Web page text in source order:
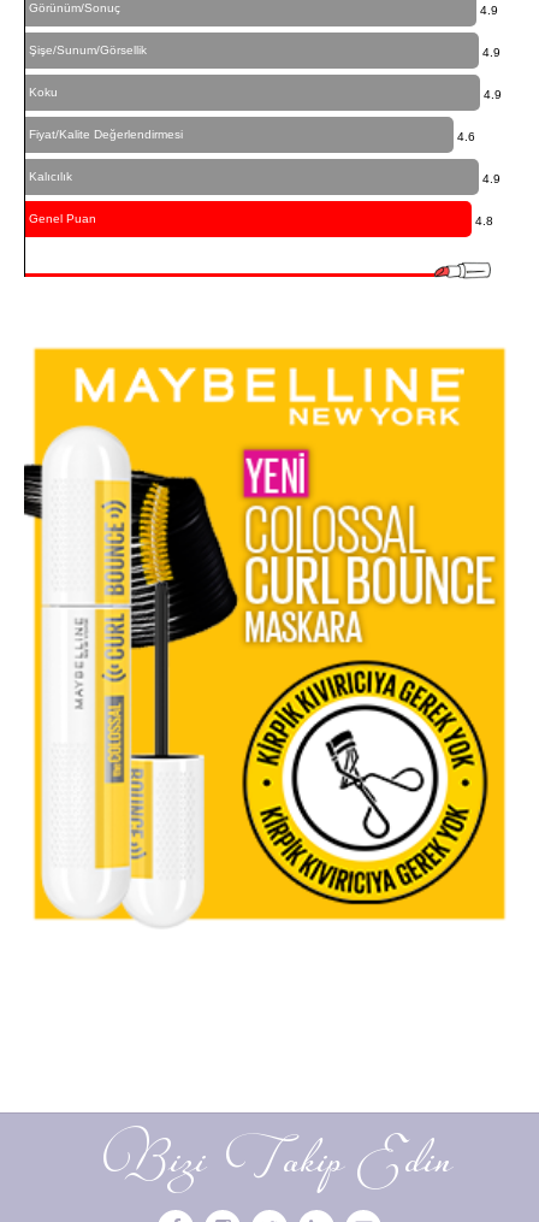
Görünüm/Sonuç 4.9
Şişe/Sunum/Görsellik 4.9
Koku 4.9
Fiyat/Kalite Değerlendirmesi 4.6
Kalıcılık 4.9
Genel Puan 4.8
Bizi Takip Edin